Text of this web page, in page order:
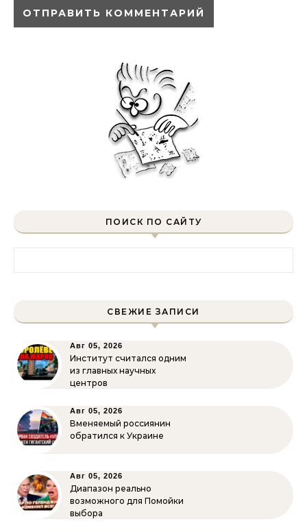
ПОИСК ПО САЙТУ
СВЕЖИЕ ЗАПИСИ
Авг 05, 2026
Институт считался одним
из главных научных
центров
Авг 05, 2026
Вменяемый россиянин
обратился к Украине
Авг 05, 2026
Диапазон реально
возможного для Помойки
выбора